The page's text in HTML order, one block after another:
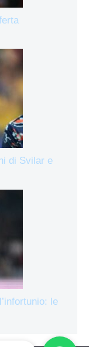
di Svilar e
le